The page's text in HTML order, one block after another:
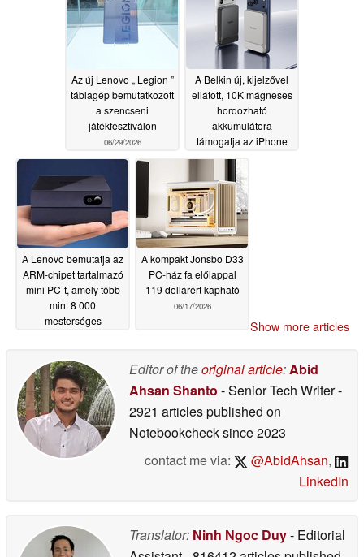
Az új Lenovo „ Legion ”
táblagép bemutatkozott
a szencseni
játékfesztiválon
06/29/2026
A Belkin új, kijelzővel
ellátott, 10K mágneses
hordozható
akkumulátora
támogatja az iPhone
és a Pixel készülékek
25 W-os Qi2-es töltését
06/25/2026
A Lenovo bemutatja az
ARM-chipet tartalmazó
mini PC-t, amely több
mint 8 000
mesterséges
A kompakt Jonsbo D33
PC-ház fa előlappal
119 dollárért kapható
06/17/2026
Show more articles
Editor of theoriginal article:Abid
Ahsan Shanto - Senior Tech Writer-
2921 articles published on
Notebookchecksince 2023
contact me via:
@AbidAhsan,
LinkedIn
Translator: Ninh Ngoc Duy- Editorial